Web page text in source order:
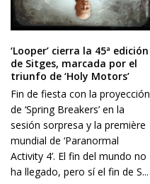
‘Looper’ cierra la 45ª edición
de Sitges, marcada por el
triunfo de ‘Holy Motors’
Fin de fiesta con la proyección
de ‘Spring Breakers’ en la
sesión sorpresa y la première
mundial de ‘Paranormal
Activity 4’. El fin del mundo no
ha llegado, pero sí el fin de S...